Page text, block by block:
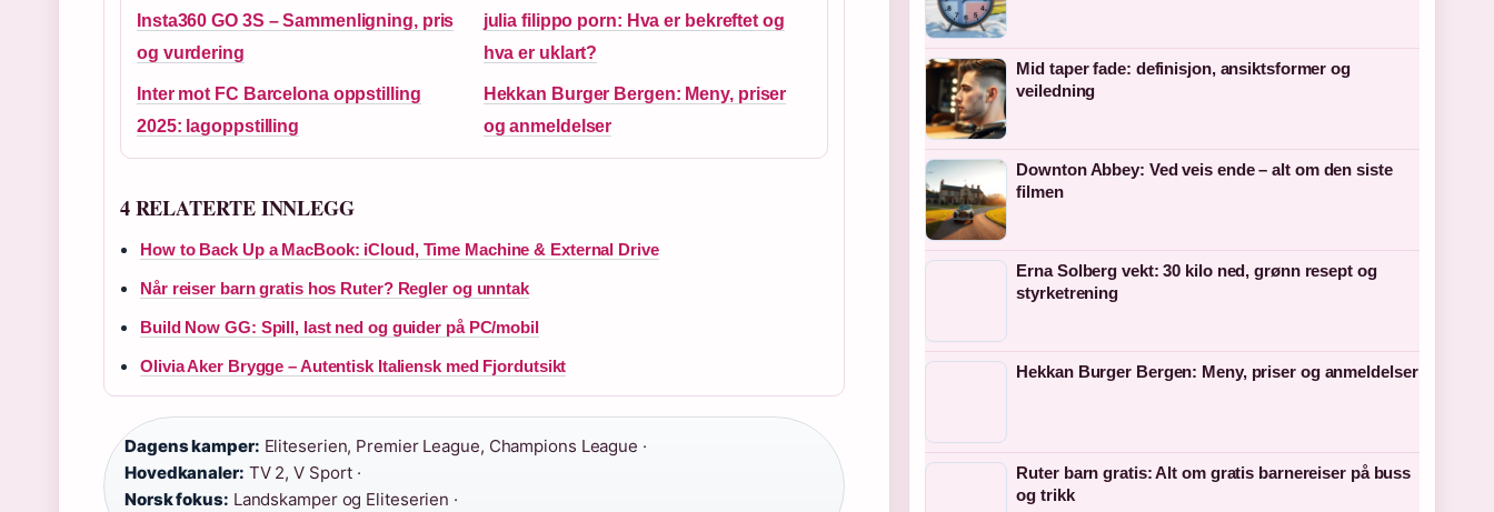
Insta360 GO 3S – Sammenligning, pris
og vurdering
julia filippo porn: Hva er bekreftet og
hva er uklart?
Inter mot FC Barcelona oppstilling
2025: lagoppstilling
Hekkan Burger Bergen: Meny, priser
og anmeldelser
4 RELATERTE INNLEGG
How to Back Up a MacBook: iCloud, Time Machine & External Drive
Når reiser barn gratis hos Ruter? Regler og unntak
Build Now GG: Spill, last ned og guider på PC/mobil
Olivia Aker Brygge – Autentisk Italiensk med Fjordutsikt
Dagens kamper: Eliteserien, Premier League, Champions League ·
Hovedkanaler: TV 2, V Sport ·
Norsk fokus: Landskamper og Eliteserien ·
Mid taper fade: definisjon, ansiktsformer og
veiledning
Downton Abbey: Ved veis ende – alt om den siste
filmen
Erna Solberg vekt: 30 kilo ned, grønn resept og
styrketrening
Hekkan Burger Bergen: Meny, priser og anmeldelser
Ruter barn gratis: Alt om gratis barnereiser på buss
og trikk